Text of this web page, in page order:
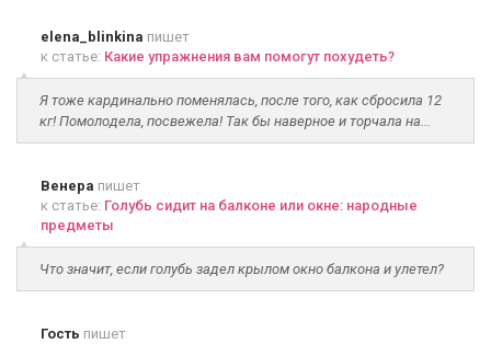
elena_blinkina пишет
к статье: Какие упражнения вам помогут похудеть?
Я тоже кардинально поменялась, после того, как сбросила 12
кг! Помолодела, посвежела! Так бы наверное и торчала на...
Венера пишет
к статье: Голубь сидит на балконе или окне: народные
предметы
Что значит, если голубь задел крылом окно балкона и улетел?
Гость пишет